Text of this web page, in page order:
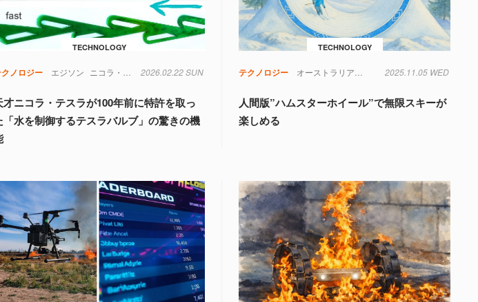
TECHNOLOGY
ノロジー エジソン ニコラ・テスラ 天才 実験 水 流体力学 物理学
2026.02.22 SUN
才ニコラ・テスラが100年前に特許を取っ
「水を制御するテスラバルブ」の驚きの機
TECHNOLOGY
テクノロジー スポーツ 氷
2025.11.05 WED
人間版”ハムスターホイール”で無限スキーが
楽しめる